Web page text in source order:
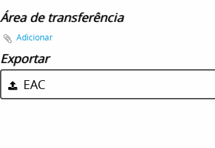
Área de transferência
Adicionar
Exportar
EAC